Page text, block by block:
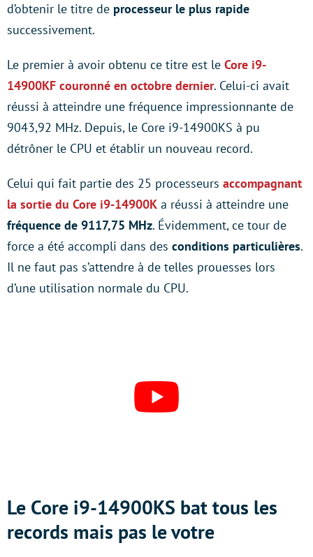
d’obtenir le titre de processeur le plus rapide
successivement.
Le premier à avoir obtenu ce titre est le Core i9-
14900KF couronné en octobre dernier. Celui-ci avait
réussi à atteindre une fréquence impressionnante de
9043,92 MHz. Depuis, le Core i9-14900KS à pu
détrôner le CPU et établir un nouveau record.
Celui qui fait partie des 25 processeurs accompagnant
la sortie du Core i9-14900K a réussi à atteindre une
fréquence de 9117,75 MHz. Évidemment, ce tour de
force a été accompli dans des conditions particulières.
Il ne faut pas s’attendre à de telles prouesses lors
d’une utilisation normale du CPU.
Le Core i9-14900KS bat tous les
records mais pas le votre